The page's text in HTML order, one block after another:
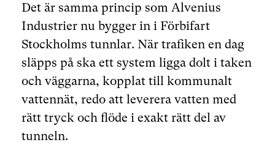
Det är samma princip som Alvenius
Industrier nu bygger in i Förbifart
Stockholms tunnlar. När trafiken en dag
släpps på ska ett system ligga dolt i taken
och väggarna, kopplat till kommunalt
vattennät, redo att leverera vatten med
rätt tryck och flöde i exakt rätt del av
tunneln.